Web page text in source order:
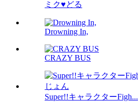
ミク♥どる
Drowning In,
CRAZY BUS
Super!!キャラクターFigh...